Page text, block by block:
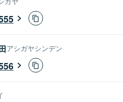
アシガヤシンデン